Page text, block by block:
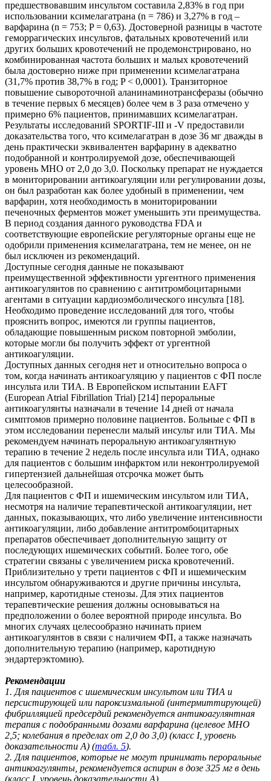
предшествовавшим инсультом составила 2,83% в год при
использовании ксимелагатрана (n = 786) и 3,27% в год –
варфарина (n = 753; P = 0,63). Достоверной разницы в частоте
геморрагических инсультов, фатальных кровотечений или
других больших кровотечений не продемонстрировано, но
комбинированная частота больших и малых кровотечений
была достоверно ниже при применении ксимелагатрана
(31,7% против 38,7% в год; P < 0,0001). Транзиторное
повышение сывороточной аланинаминотрансферазы (обычно
в течение первых 6 месяцев) более чем в 3 раза отмечено у
примерно 6% пациентов, принимавших ксимелагатран.
Результаты исследований SPORTIF-III и -V предоставили
доказательства того, что ксимелагатран в дозе 36 мг дважды в
день практически эквивалентен варфарину в адекватно
подобранной и контролируемой дозе, обеспечивающей
уровень МНО от 2,0 до 3,0. Поскольку препарат не нуждается
в мониторировании антикоагуляции или регулировании дозы,
он был разработан как более удобный в применении, чем
варфарин, хотя необходимость в мониторировании
печеночных ферментов может уменьшить эти преимущества.
В период создания данного руководства FDA и
соответствующие европейские регуляторные органы еще не
одобрили применения ксимелагатрана, тем не менее, он не
был исключен из рекомендаций.
Доступные сегодня данные не показывают
преимущественной эффективности ургентного применения
антикоагулянтов по сравнению с антитромбоцитарными
агентами в ситуации кардиоэмболического инсульта [18].
Необходимо проведение исследований для того, чтобы
прояснить вопрос, имеются ли группы пациентов,
обладающие повышенным риском повторной эмболии,
которые могли бы получить эффект от ургентной
антикоагуляции.
Доступных данных сегодня нет и относительно вопроса о
том, когда начинать антикоагуляцию у пациентов с ФП после
инсульта или ТИА. В Европейском испытании EAFT
(European Atrial Fibrillation Trial) [214] пероральные
антикоагулянты назначали в течение 14 дней от начала
симптомов примерно половине пациентов. Больные с ФП в
этом исследовании перенесли малый инсульт или ТИА. Мы
рекомендуем начинать пероральную антикоагулянтную
терапию в течение 2 недель после инсульта или ТИА, однако
для пациентов с большим инфарктом или неконтролируемой
гипертензией дальнейшая отсрочка может быть
целесообразной.
Для пациентов с ФП и ишемическим инсультом или ТИА,
несмотря на наличие терапевтической антикоагуляции, нет
данных, показывающих, что либо увеличение интенсивности
антикоагуляции, либо добавление антитромбоцитарных
препаратов обеспечивает дополнительную защиту от
последующих ишемических событий. Более того, обе
стратегии связаны с увеличением риска кровотечений.
Приблизительно у трети пациентов с ФП и ишемическим
инсультом обнаруживаются и другие причины инсульта,
например, каротидные стенозы. Для этих пациентов
терапевтические решения должны основываться на
предположении о более вероятной природе инсульта. Во
многих случаях целесообразно начинать прием
антикоагулянтов в связи с наличием ФП, а также назначать
дополнительную терапию (например, каротидную
эндартерэктомию).
Рекомендации
1. Для пациентов с ишемическим инсультом или ТИА и
персистирующей или пароксизмальной (интермиттирующей)
фибрилляцией предсердий рекомендуется антикоагулянтная
терапия с подобранными дозами варфарина (целевое МНО
2,5; колебания в пределах от 2,0 дo 3,0) (класс I, уровень
доказательности A) (табл. 5).
2. Для пациентов, которые не могут принимать пероральные
антикоагулянты, рекомендуется аспирин в дозе 325 мг в день